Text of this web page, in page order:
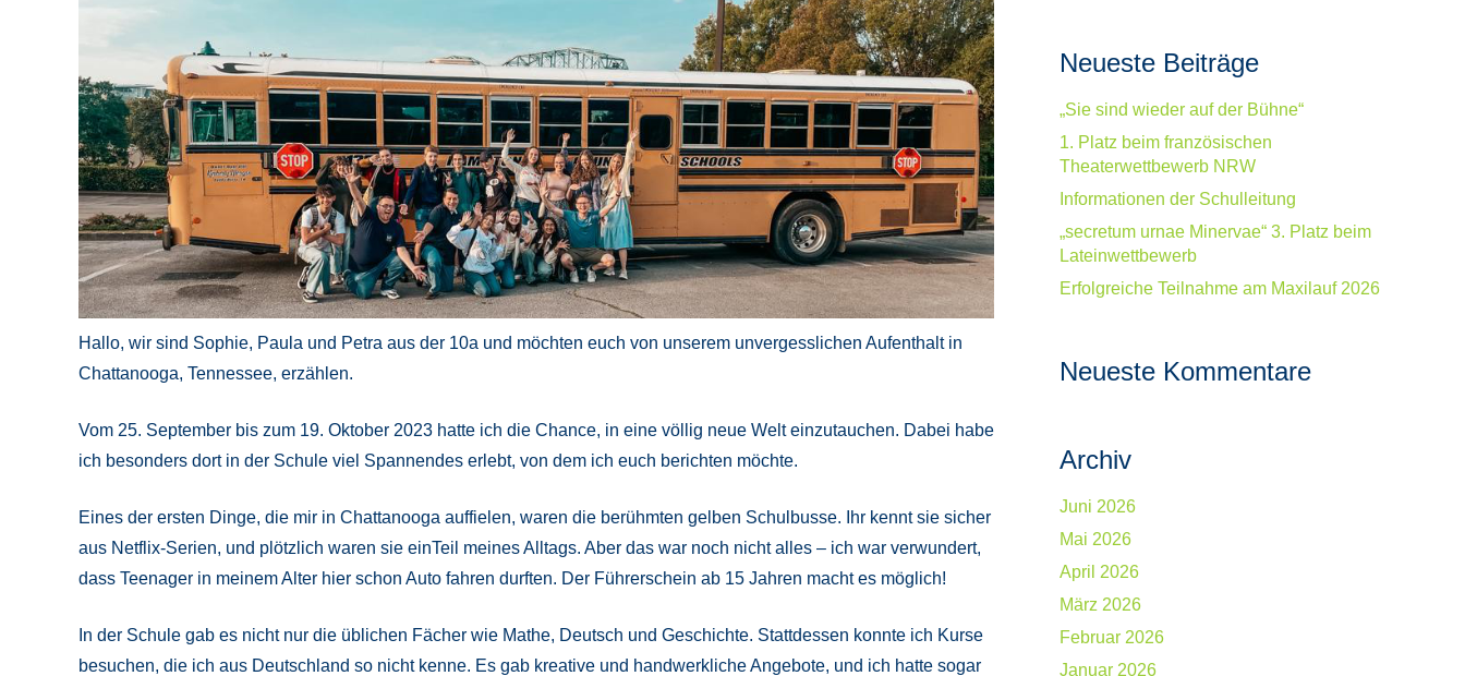
Hallo, wir sind Sophie, Paula und Petra aus der 10a und möchten euch von unserem unvergesslichen Aufenthalt in
Chattanooga, Tennessee, erzählen.
Vom 25. September bis zum 19. Oktober 2023 hatte ich die Chance, in eine völlig neue Welt einzutauchen. Dabei habe
ich besonders dort in der Schule viel Spannendes erlebt, von dem ich euch berichten möchte.
Eines der ersten Dinge, die mir in Chattanooga auffielen, waren die berühmten gelben Schulbusse. Ihr kennt sie sicher
aus Netflix-Serien, und plötzlich waren sie einTeil meines Alltags. Aber das war noch nicht alles – ich war verwundert,
dass Teenager in meinem Alter hier schon Auto fahren durften. Der Führerschein ab 15 Jahren macht es möglich!
In der Schule gab es nicht nur die üblichen Fächer wie Mathe, Deutsch und Geschichte. Stattdessen konnte ich Kurse
besuchen, die ich aus Deutschland so nicht kenne. Es gab kreative und handwerkliche Angebote, und ich hatte sogar
Neueste Beiträge
„Sie sind wieder auf der Bühne“
1. Platz beim französischen
Theaterwettbewerb NRW
Informationen der Schulleitung
„secretum urnae Minervae“ 3. Platz beim
Lateinwettbewerb
Erfolgreiche Teilnahme am Maxilauf 2026
Neueste Kommentare
Archiv
Juni 2026
Mai 2026
April 2026
März 2026
Februar 2026
Januar 2026